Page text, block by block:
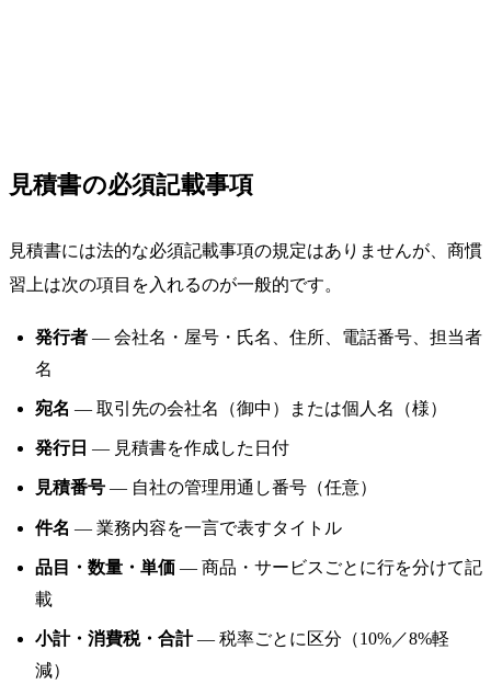
見積書の必須記載事項
見積書には法的な必須記載事項の規定はありませんが、商慣
習上は次の項目を入れるのが一般的です。
発行者 — 会社名・屋号・氏名、住所、電話番号、担当者
名
宛名 — 取引先の会社名（御中）または個人名（様）
発行日 — 見積書を作成した日付
見積番号 — 自社の管理用通し番号（任意）
件名 — 業務内容を一言で表すタイトル
品目・数量・単価 — 商品・サービスごとに行を分けて記
載
小計・消費税・合計— 税率ごとに区分（10%／8%軽
減）